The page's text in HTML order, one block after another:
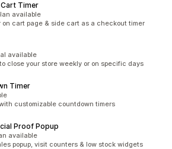
Timer
available
on cart page & side cart as a checkout timer
available
close your store weekly or on specific days
Timer
customizable countdown timers
Proof Popup
available
popup, visit counters & low stock widgets